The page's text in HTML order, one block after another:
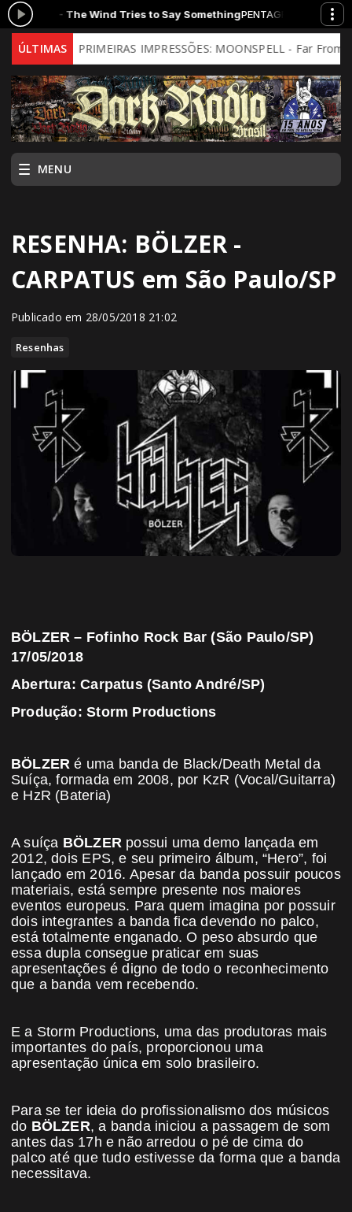
Wind Tries to Say SomethingPENTAGRANDO com Daniel
ÚLTIMAS
PRIMEIRAS IMPRESSÕES: MOONSPELL - Far From God
MENU
RESENHA: BÖLZER -
CARPATUS em São Paulo/SP
Publicado em 28/05/2018 21:02
Resenhas
BÖLZER – Fofinho Rock Bar (São Paulo/SP)
17/05/2018
Abertura: Carpatus (Santo André/SP)
Produção: Storm Productions
BÖLZER é uma banda de Black/Death Metal da
Suíça, formada em 2008, por KzR (Vocal/Guitarra)
e HzR (Bateria)
A suíça BÖLZERpossui uma demo lançada em
2012, dois EPS, e seu primeiro álbum, “Hero”, foi
lançado em 2016. Apesar da banda possuir poucos
materiais, está sempre presente nos maiores
eventos europeus. Para quem imagina por possuir
dois integrantes a banda fica devendo no palco,
está totalmente enganado. O peso absurdo que
essa dupla consegue praticar em suas
apresentações é digno de todo o reconhecimento
que a banda vem recebendo.
E a Storm Productions, uma das produtoras mais
importantes do país, proporcionou uma
apresentação única em solo brasileiro.
Para se ter ideia do profissionalismo dos músicos
do BÖLZER, a banda iniciou a passagem de som
antes das 17h e não arredou o pé de cima do
palco até que tudo estivesse da forma que a banda
necessitava.